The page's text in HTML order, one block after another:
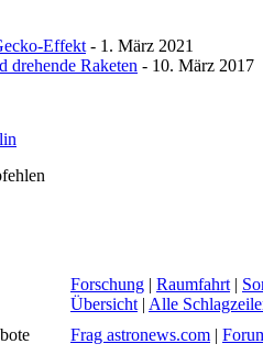
Effekt - 1. März 2021
drehende Raketen - 10. März 2017
Forschung | Raumfahrt |
Übersicht | Alle
Frag astronews.com |